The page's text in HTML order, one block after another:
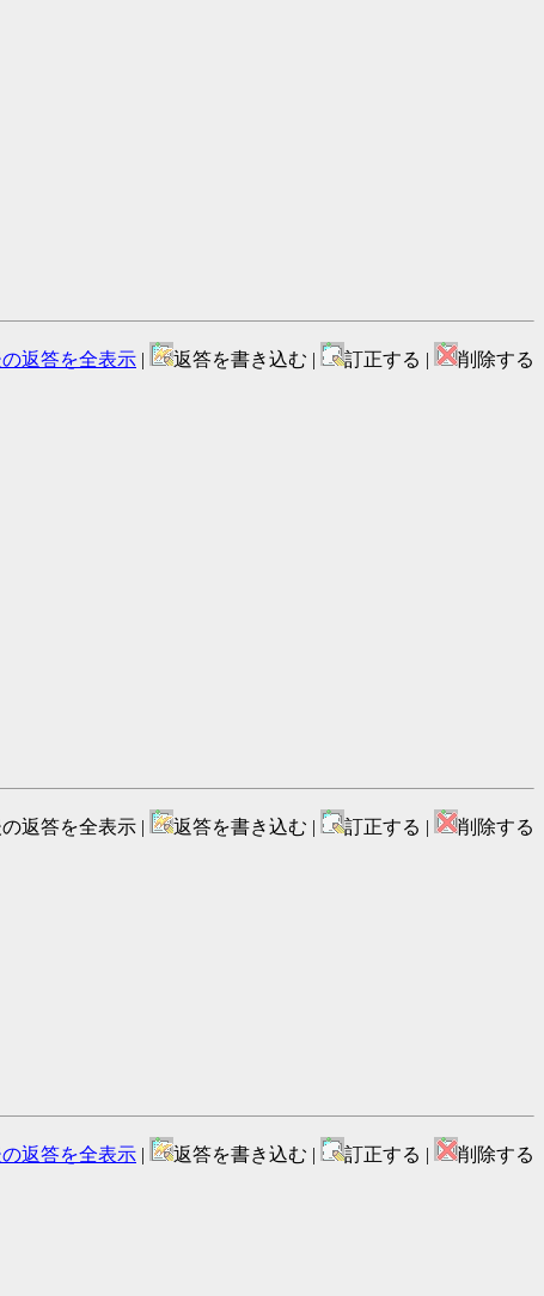
返答を全表示 返答を書き込む | 訂正する | 削除する
返答を全表示 | 返答を書き込む | 訂正する | 削除する
返答を全表示 | 返答を書き込む | 訂正する | 削除する